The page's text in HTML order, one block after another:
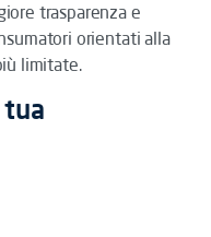
trasparenza e
orientati alla
limitate.
tua